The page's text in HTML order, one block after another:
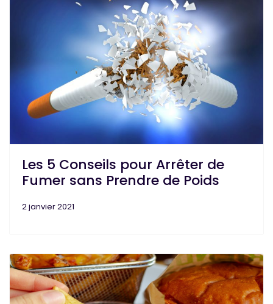
Les 5 Conseils pour Arrêter de
Fumer sans Prendre de Poids
2 janvier 2021